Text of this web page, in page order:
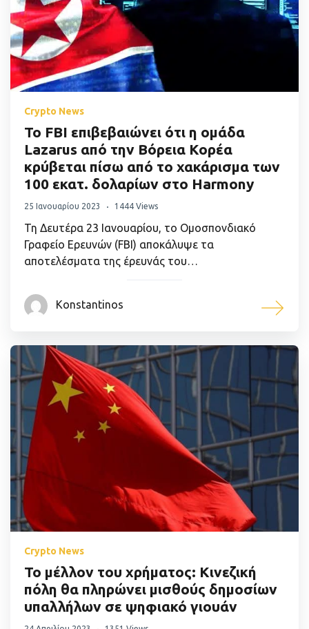
Crypto News
Το FBI επιβεβαιώνει ότι η ομάδα
Lazarus από την Βόρεια Κορέα
κρύβεται πίσω από το χακάρισμα των
100 εκατ. δολαρίων στο Harmony
25 Ιανουαρίου 2023 1444 Views
Τη Δευτέρα 23 Ιανουαρίου, το Ομοσπονδιακό
Γραφείο Ερευνών (FBI) αποκάλυψε τα
αποτελέσματα της έρευνάς του…
Konstantinos
Crypto News
Το μέλλον του χρήματος: Κινεζική
πόλη θα πληρώνει μισθούς δημοσίων
υπαλλήλων σε ψηφιακό γιουάν